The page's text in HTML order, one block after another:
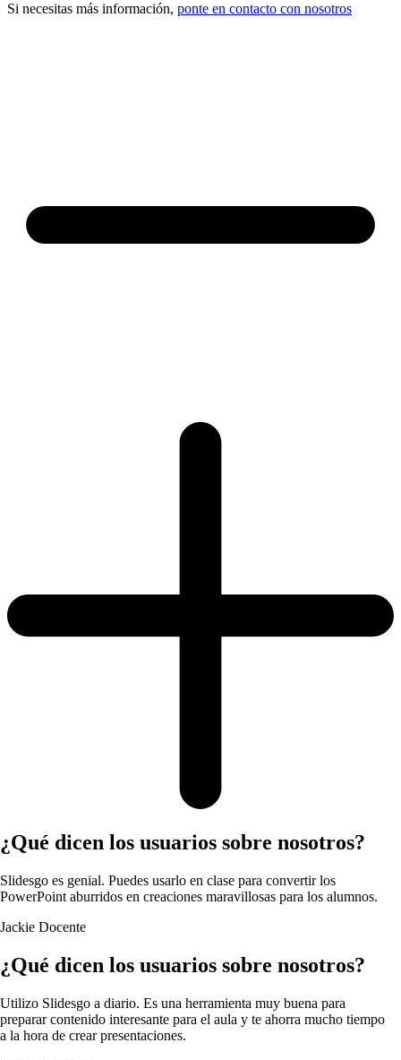
Si necesitas más información, ponte en contacto con nosotros
¿Qué dicen los usuarios sobre nosotros?
Slidesgo es genial. Puedes usarlo en clase para convertir los
PowerPoint aburridos en creaciones maravillosas para los alumnos.
Jackie Docente
¿Qué dicen los usuarios sobre nosotros?
Utilizo Slidesgo a diario. Es una herramienta muy buena para
preparar contenido interesante para el aula y te ahorra mucho tiempo
a la hora de crear presentaciones.